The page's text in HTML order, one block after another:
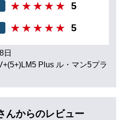
5
5
日
Plus ル・マン5プラ
んからのレビュー